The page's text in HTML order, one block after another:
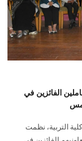
الفائزين في
التربية، نظمت